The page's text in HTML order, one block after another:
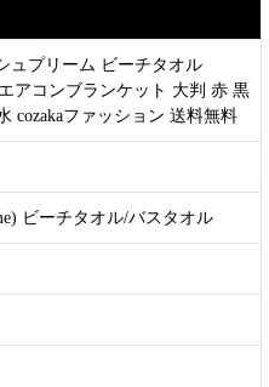
ュプリーム ビーチタオル
アコンブランケット 大判 赤 黒
cozakaファッション 送料無料
ビーチタオル/バスタオル